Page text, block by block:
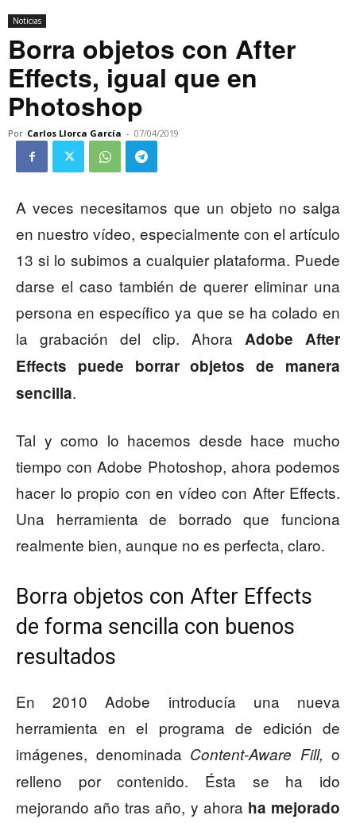
Noticias
Borra objetos con After
Effects, igual que en
Photoshop
Por Carlos Llorca García - 07/04/2019
A veces necesitamos que un objeto no salga
en nuestro vídeo, especialmente con el artículo
13 si lo subimos a cualquier plataforma. Puede
darse el caso también de querer eliminar una
persona en específico ya que se ha colado en
la grabación del clip. Ahora Adobe After
Effects puede borrar objetos de manera
sencilla.
Tal y como lo hacemos desde hace mucho
tiempo con Adobe Photoshop, ahora podemos
hacer lo propio con en vídeo con After Effects.
Una herramienta de borrado que funciona
realmente bien, aunque no es perfecta, claro.
Borra objetos con After Effects
de forma sencilla con buenos
resultados
En 2010 Adobe introducía una nueva
herramienta en el programa de edición de
imágenes, denominada Content-Aware Fill, o
relleno por contenido. Ésta se ha ido
mejorando año tras año, y ahora ha mejorado